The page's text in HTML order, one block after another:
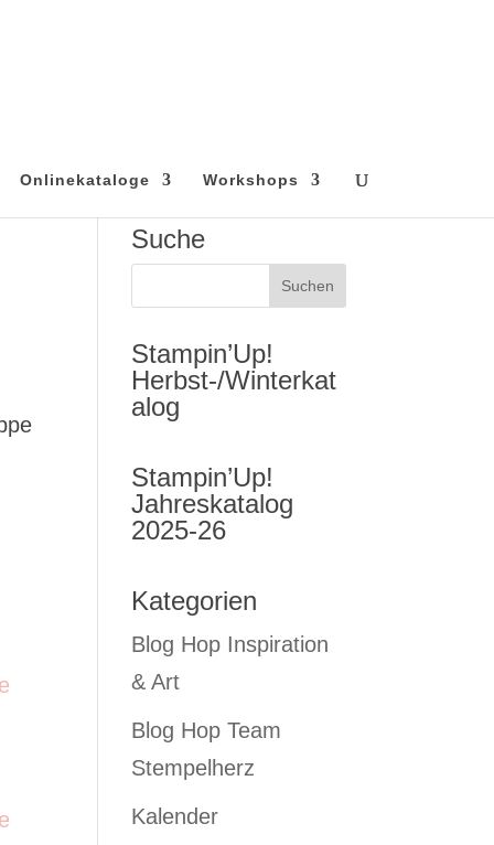
Onlinekataloge Workshops
Suche
Stampin’Up!
Herbst-/Winterkat
alog
Stampin’Up!
Jahreskatalog
2025-26
Kategorien
Blog Hop Inspiration
& Art
Blog Hop Team
Stempelherz
Kalender